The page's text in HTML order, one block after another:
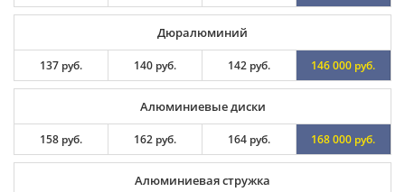
Дюралюминий
137 руб. 140 руб. 142 руб. 146 000 руб.
Алюминиевые диски
158 руб. 162 руб. 164 руб. 168 000 руб.
Алюминиевая стружка